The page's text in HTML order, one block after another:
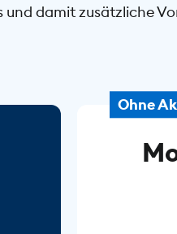
damit zusätzliche
Ohne